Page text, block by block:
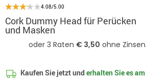
4.08/5.00
Cork Dummy Head für Perücken
und Masken
Kaufen Sie jetzt underhalten Sie es am